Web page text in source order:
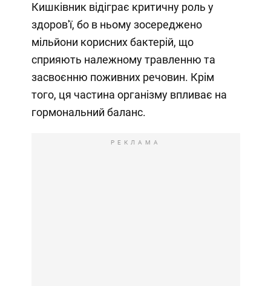
Кишківник відіграє критичну роль у
здоров'ї, бо в ньому зосереджено
мільйони корисних бактерій, що
сприяють належному травленню та
засвоєнню поживних речовин. Крім
того, ця частина організму впливає на
гормональний баланс.
РЕКЛАМА